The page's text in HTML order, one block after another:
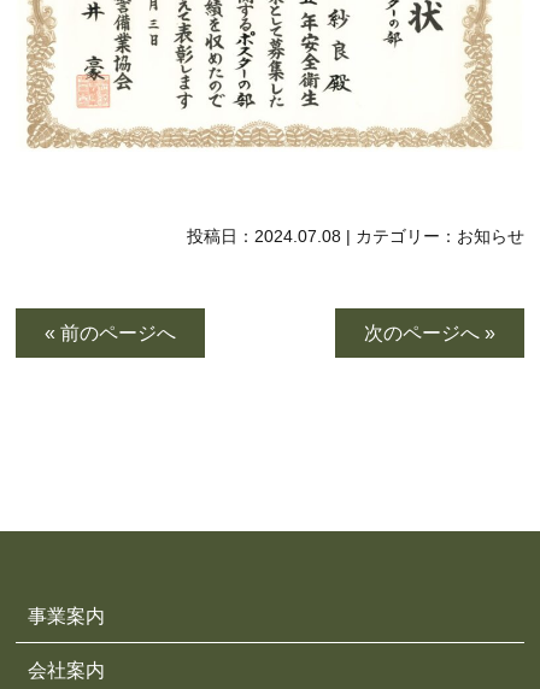
投稿日： 2024.07.08 | カテゴリー： お知らせ
« 前のページへ 次のページへ »
事業案内
会社案内